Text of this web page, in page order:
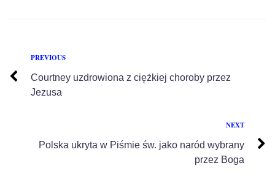
PREVIOUS
Courtney uzdrowiona z ciężkiej choroby przez
Jezusa
NEXT
Polska ukryta w Piśmie św. jako naród wybrany
przez Boga